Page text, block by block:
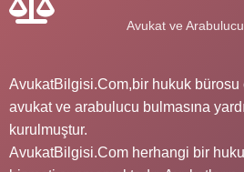
Avukat ve
AvukatBilgisi.Com,bir hukuk bürosu
avukat ve arabulucu bulmasına
kurulmuştur.
AvukatBilgisi.Com herhangi bir